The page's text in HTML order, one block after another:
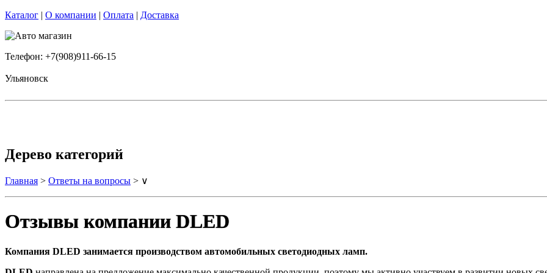
Каталог | О компании | Оплата | Доставка
Телефон: +7(908)911-66-15
Ульяновск
Дерево категорий
Главная > Ответы на вопросы > ∨
Отзывы компании DLED
Компания DLED занимается производством автомобильных светодиодных ламп.